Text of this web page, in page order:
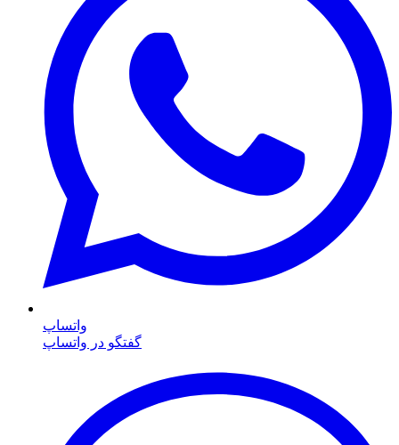
واتساپ
گفتگو در واتساپ